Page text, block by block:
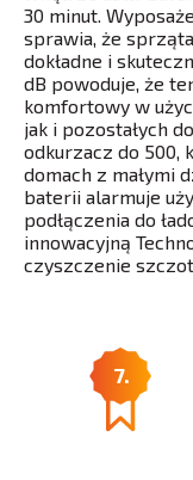
30 minut.
sprawia, że
dokładne i
dB powoduje, że
komfortowy w
jak i pozostałych
odkurzacz do 500,
domach z małymi
baterii alarmuje
podłączenia do
innowacyjną
czyszczenie
7.